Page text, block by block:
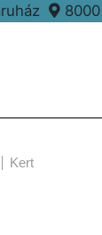
8000
Kert